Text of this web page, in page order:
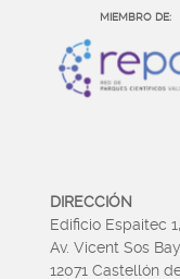
MIEMBRO DE:
DIRECCIÓN
Edificio Espaitec
Av. Vicent Sos
12071 Castellón